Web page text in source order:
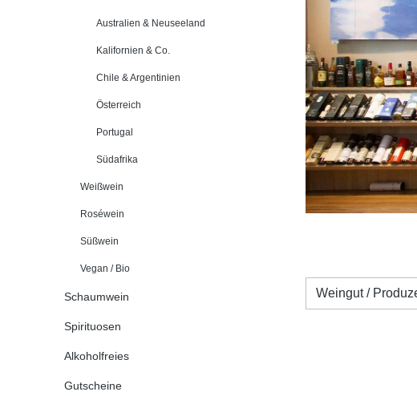
Australien & Neuseeland
Kalifornien & Co.
Chile & Argentinien
Österreich
Portugal
Südafrika
Weißwein
Roséwein
Süßwein
Vegan / Bio
Schaumwein
Spirituosen
Alkoholfreies
Gutscheine
Weingut /